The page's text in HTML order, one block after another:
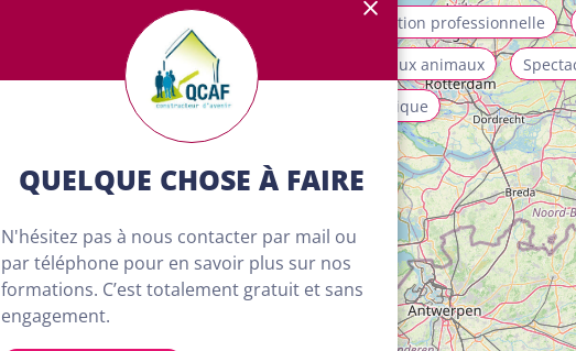
Installation et maintenance
Orientation professionnelle
Services aux personnes et à la collectivité
Soins aux animaux
Tourisme, loisirs et animation
Transport et logistique
QUELQUE CHOSE À FAIRE
N'hésitez pas à nous contacter par mail ou
par téléphone pour en savoir plus sur nos
formations. C’est totalement gratuit et sans
engagement.